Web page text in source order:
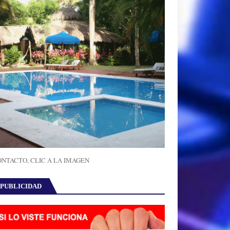
CLIC A LA IMAGEN
PUBLICIDAD